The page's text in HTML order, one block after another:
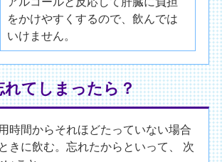
をかけやすくするので、飲んでは
いけません。
れてしまったら？
時間からそれほどたっていない場合
きに飲む。忘れたからといって、 次